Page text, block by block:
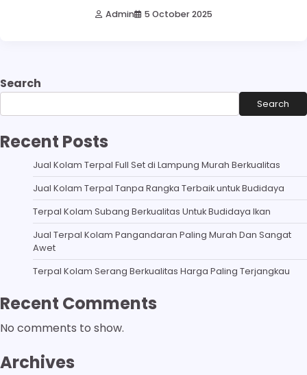
Admin 5 October 2025
Search
Search
Recent Posts
Jual Kolam Terpal Full Set di Lampung Murah Berkualitas
Jual Kolam Terpal Tanpa Rangka Terbaik untuk Budidaya
Terpal Kolam Subang Berkualitas Untuk Budidaya Ikan
Jual Terpal Kolam Pangandaran Paling Murah Dan Sangat
Awet
Terpal Kolam Serang Berkualitas Harga Paling Terjangkau
Recent Comments
No comments to show.
Archives